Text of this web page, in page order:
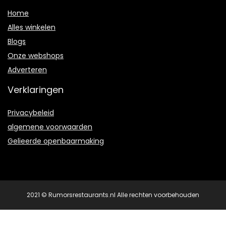
Home
Alles winkelen
Blogs
Onze webshops
Adverteren
Verklaringen
Privacybeleid
algemene voorwaarden
Gelieerde openbaarmaking
2021 © Rumorsrestaurants.nl Alle rechten voorbehouden